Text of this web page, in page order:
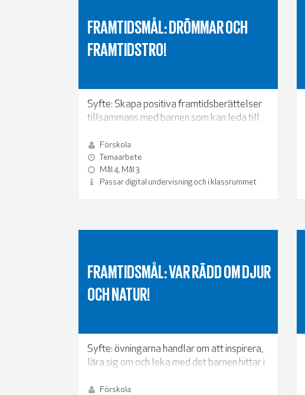
FRAMTIDSMÅL: DRÖMMAR OCH
FRAMTIDSTRO!
Syfte: Skapa positiva framtidsberättelser
tillsammans med barnen som kan leda till
och agera i samhällsfrågor.
Förskola
Temaarbete
Mål 4, Mål 3
Passar digital undervisning och i klassrummet
FRAMTIDSMÅL: VAR RÄDD OM DJUR
OCH NATUR!
Syfte: övningarna handlar om att inspirera,
lära sig om och leka med det barnen hittar i
Förskola